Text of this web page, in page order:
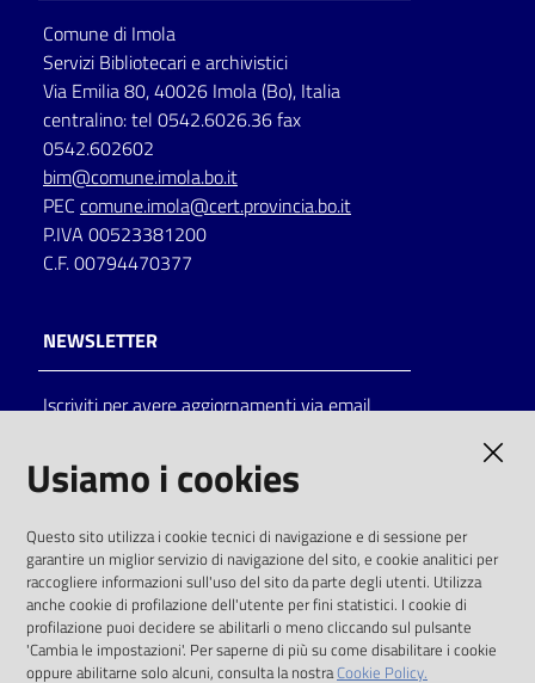
Catalogo
on line
Eventi
Chiedi al
bibliotecario
Orari
Comune di Imola
Servizi Bibliotecari e archivistici
Via Emilia 80, 40026 Imola (Bo), Italia
centralino: tel 0542.6026.36 fax
0542.602602
bim@comune.imola.bo.it
PEC comune.imola@cert.provincia.bo.it
P.IVA 00523381200
C.F. 00794470377
NEWSLETTER
Iscriviti per avere aggiornamenti via email
solo alle condizioni previste dalla direttiva
comunitaria 2003/98/CE e dal d.lgs. 36/2006
SOCIAL
Usiamo i cookies
Questo sito utilizza i cookie tecnici di navigazione e di sessione per
garantire un miglior servizio di navigazione del sito, e cookie analitici per
raccogliere informazioni sull'uso del sito da parte degli utenti. Utilizza
anche cookie di profilazione dell'utente per fini statistici. I cookie di
profilazione puoi decidere se abilitarli o meno cliccando sul pulsante
'Cambia le impostazioni'. Per saperne di più su come disabilitare i cookie
oppure abilitarne solo alcuni, consulta la nostraCookie Policy.